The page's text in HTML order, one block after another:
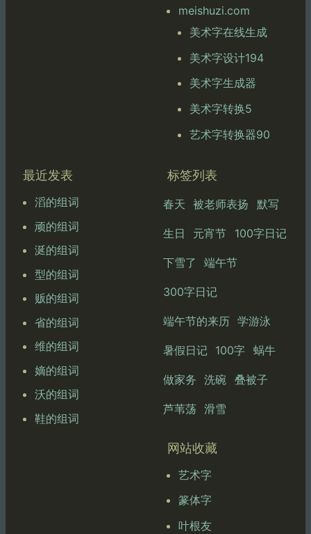
meishuzi.com
美术字在线生成
美术字设计194
美术字生成器
美术字转换5
艺术字转换器90
最近发表
滔的组词
顽的组词
涎的组词
型的组词
贩的组词
省的组词
维的组词
嫡的组词
沃的组词
鞋的组词
标签列表
春天 被老师表扬 默写
生日 元宵节 100字日记
下雪了 端午节
300字日记
端午节的来历 学游泳
暑假日记 100字 蜗牛
做家务 洗碗 叠被子
芦苇荡 滑雪
网站收藏
艺术字
篆体字
叶根友